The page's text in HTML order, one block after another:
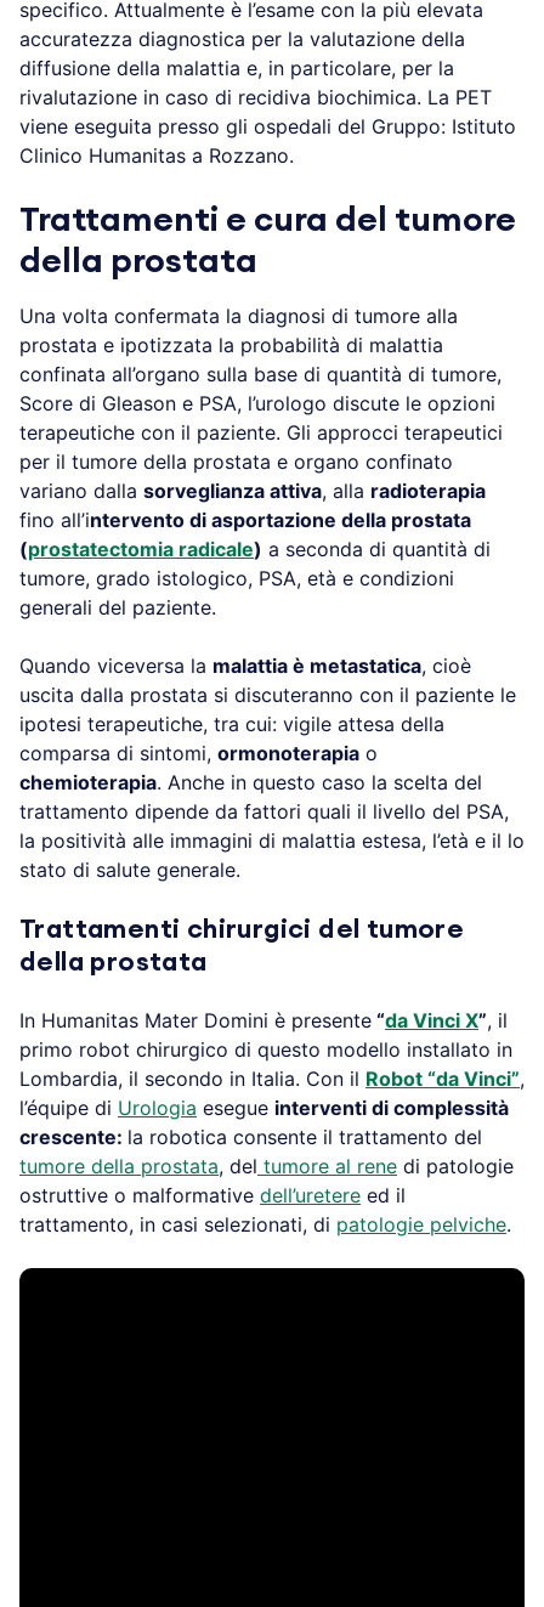
specifico. Attualmente è l’esame con la più elevata
accuratezza diagnostica per la valutazione della
diffusione della malattia e, in particolare, per la
rivalutazione in caso di recidiva biochimica. La PET
viene eseguita presso gli ospedali del Gruppo: Istituto
Clinico Humanitas a Rozzano.
Trattamenti e cura del tumore
della prostata
Una volta confermata la diagnosi di tumore alla
prostata e ipotizzata la probabilità di malattia
confinata all’organo sulla base di quantità di tumore,
Score di Gleason e PSA, l’urologo discute le opzioni
terapeutiche con il paziente. Gli approcci terapeutici
per il tumore della prostata e organo confinato
variano dalla sorveglianza attiva, alla radioterapia
fino all’intervento di asportazione della prostata
(prostatectomia radicale) a seconda di quantità di
tumore, grado istologico, PSA, età e condizioni
generali del paziente.
Quando viceversa la malattia è metastatica, cioè
uscita dalla prostata si discuteranno con il paziente le
ipotesi terapeutiche, tra cui: vigile attesa della
comparsa di sintomi, ormonoterapia o
chemioterapia. Anche in questo caso la scelta del
trattamento dipende da fattori quali il livello del PSA,
la positività alle immagini di malattia estesa, l’età e il lo
stato di salute generale.
Trattamenti chirurgici del tumore
della prostata
In Humanitas Mater Domini è presente “da Vinci X”, il
primo robot chirurgico di questo modello installato in
Lombardia, il secondo in Italia. Con il Robot “da Vinci”,
l’équipe di Urologia esegue interventi di complessità
crescente: la robotica consente il trattamento del
tumore della prostata, del tumore al rene di patologie
ostruttive o malformative dell’uretere ed il
trattamento, in casi selezionati, di patologie pelviche.